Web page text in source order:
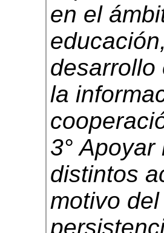
en el
desarrollo
la
3°
distintos
motivo